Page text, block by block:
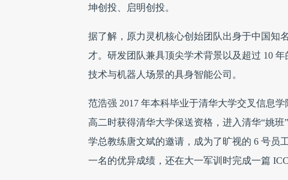
坤创投、启明创投。
据了解，原力灵机核心创始团队出身于中国知
才。研发团队兼具顶尖学术背景以及超过 10
技术与机器人场景的具身智能公司。
范浩强 2017 年本科毕业于清华大学交叉信息
高二时获得清华大学保送资格，进入清华“姚
学总教练唐文斌的邀请，成为了旷视的 6 号员
一名的优异成绩，还在大一军训时完成一篇 ICC